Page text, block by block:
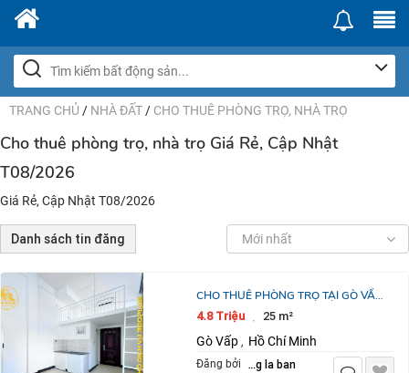
TRANG CHỦ / NHÀ ĐẤT / CHO THUÊ PHÒNG TRỌ, NHÀ TRỌ
Cho thuê phòng trọ, nhà trọ Giá Rẻ, Cập Nhật
T08/2026
Giá Rẻ, Cập Nhật T08/2026
Danh sách tin đăng Mới nhất
CHO THUÊ PHÒNG TRỌ TẠI GÒ VẤP
HCM – 25M2 CHỈ 4.8 TRIỆU / THÁNG.
LH:0359203979.
4.8 Triệu · 25 m²
Gò Vấp , Hồ Chí Minh
Đăng bởi dang la ban